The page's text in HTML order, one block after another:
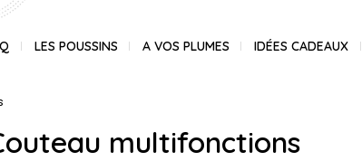
LES POUSSINS A VOS PLUMES IDÉES CADEAUX
multifonctions